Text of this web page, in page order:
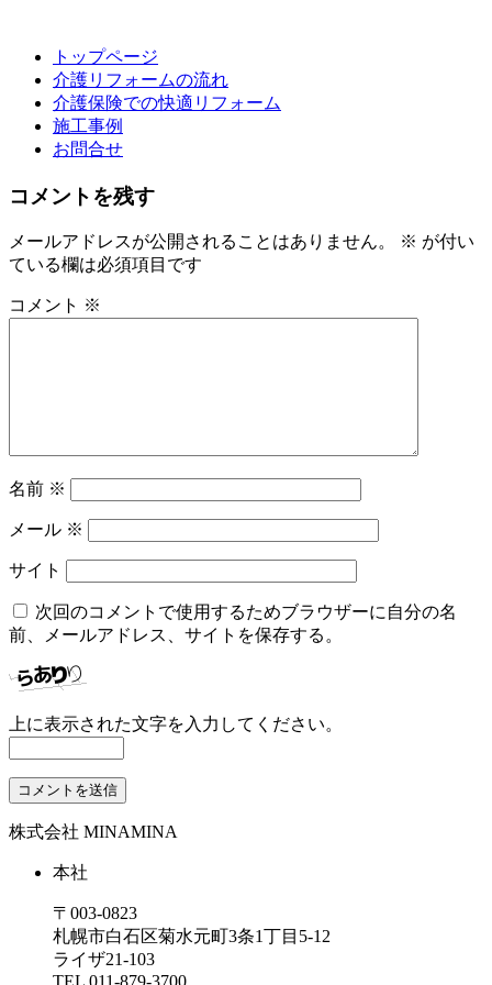
トップページ
介護リフォームの流れ
介護保険での快適リフォーム
施工事例
お問合せ
コメントを残す
メールアドレスが公開されることはありません。 ※ が付い
ている欄は必須項目です
コメント ※
名前 ※
メール ※
サイト
次回のコメントで使用するためブラウザーに自分の名
前、メールアドレス、サイトを保存する。
上に表示された文字を入力してください。
株式会社 MINAMINA
本社
〒003-0823
札幌市白石区菊水元町3条1丁目5-12
ライザ21-103